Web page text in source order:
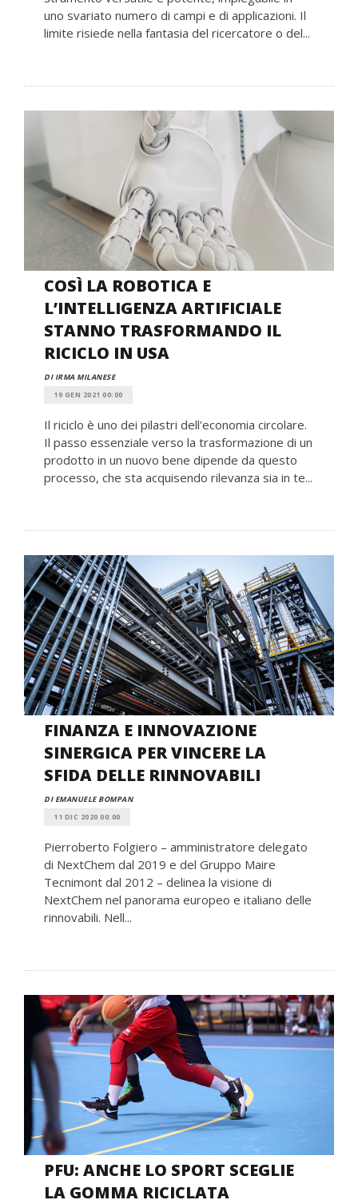
uno svariato numero di campi e di applicazioni. Il
limite risiede nella fantasia del ricercatore o del...
COSÌ LA ROBOTICA E
L’INTELLIGENZA ARTIFICIALE
STANNO TRASFORMANDO IL
RICICLO IN USA
DI IRMA MILANESE
19 GEN 2021 00:00
Il riciclo è uno dei pilastri dell'economia circolare.
Il passo essenziale verso la trasformazione di un
prodotto in un nuovo bene dipende da questo
processo, che sta acquisendo rilevanza sia in te...
FINANZA E INNOVAZIONE
SINERGICA PER VINCERE LA
SFIDA DELLE RINNOVABILI
DI EMANUELE BOMPAN
11 DIC 2020 00:00
Pierroberto Folgiero – amministratore delegato
di NextChem dal 2019 e del Gruppo Maire
Tecnimont dal 2012 – delinea la visione di
NextChem nel panorama europeo e italiano delle
rinnovabili. Nell...
PFU: ANCHE LO SPORT SCEGLIE
LA GOMMA RICICLATA